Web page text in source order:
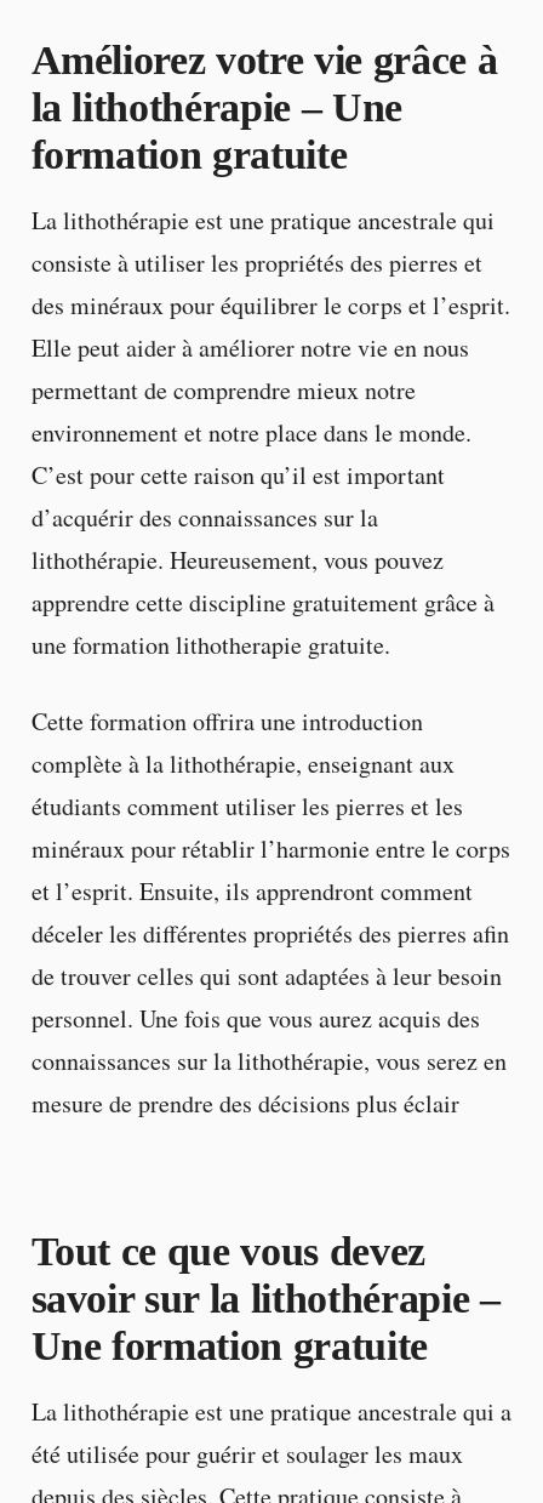
Améliorez votre vie grâce à
la lithothérapie – Une
formation gratuite
La lithothérapie est une pratique ancestrale qui
consiste à utiliser les propriétés des pierres et
des minéraux pour équilibrer le corps et l’esprit.
Elle peut aider à améliorer notre vie en nous
permettant de comprendre mieux notre
environnement et notre place dans le monde.
C’est pour cette raison qu’il est important
d’acquérir des connaissances sur la
lithothérapie. Heureusement, vous pouvez
apprendre cette discipline gratuitement grâce à
une formation lithotherapie gratuite.
Cette formation offrira une introduction
complète à la lithothérapie, enseignant aux
étudiants comment utiliser les pierres et les
minéraux pour rétablir l’harmonie entre le corps
et l’esprit. Ensuite, ils apprendront comment
déceler les différentes propriétés des pierres afin
de trouver celles qui sont adaptées à leur besoin
personnel. Une fois que vous aurez acquis des
connaissances sur la lithothérapie, vous serez en
mesure de prendre des décisions plus éclair
Tout ce que vous devez
savoir sur la lithothérapie –
Une formation gratuite
La lithothérapie est une pratique ancestrale qui a
été utilisée pour guérir et soulager les maux
depuis des siècles. Cette pratique consiste à